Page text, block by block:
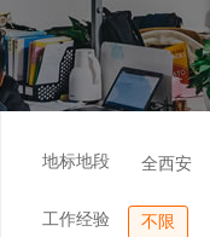
地标地段 全西安
工作经验 不限